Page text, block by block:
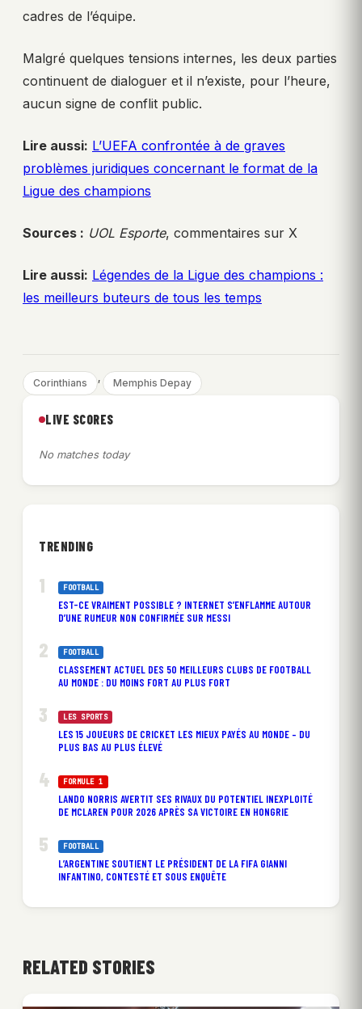
cadres de l’équipe.
Malgré quelques tensions internes, les deux parties
continuent de dialoguer et il n’existe, pour l’heure,
aucun signe de conflit public.
Lire aussi: L’UEFA confrontée à de graves
problèmes juridiques concernant le format de la
Ligue des champions
Sources : UOL Esporte, commentaires sur X
Lire aussi: Légendes de la Ligue des champions :
les meilleurs buteurs de tous les temps
Corinthians , Memphis Depay
LIVE SCORES
No matches today
TRENDING
FOOTBALL
EST-CE VRAIMENT POSSIBLE ? INTERNET S’ENFLAMME AUTOUR
D’UNE RUMEUR NON CONFIRMÉE SUR MESSI
FOOTBALL
CLASSEMENT ACTUEL DES 50 MEILLEURS CLUBS DE FOOTBALL
AU MONDE : DU MOINS FORT AU PLUS FORT
LES SPORTS
LES 15 JOUEURS DE CRICKET LES MIEUX PAYÉS AU MONDE – DU
PLUS BAS AU PLUS ÉLEVÉ
FORMULE 1
LANDO NORRIS AVERTIT SES RIVAUX DU POTENTIEL INEXPLOITÉ
DE MCLAREN POUR 2026 APRÈS SA VICTOIRE EN HONGRIE
FOOTBALL
L’ARGENTINE SOUTIENT LE PRÉSIDENT DE LA FIFA GIANNI
INFANTINO, CONTESTÉ ET SOUS ENQUÊTE
RELATED STORIES